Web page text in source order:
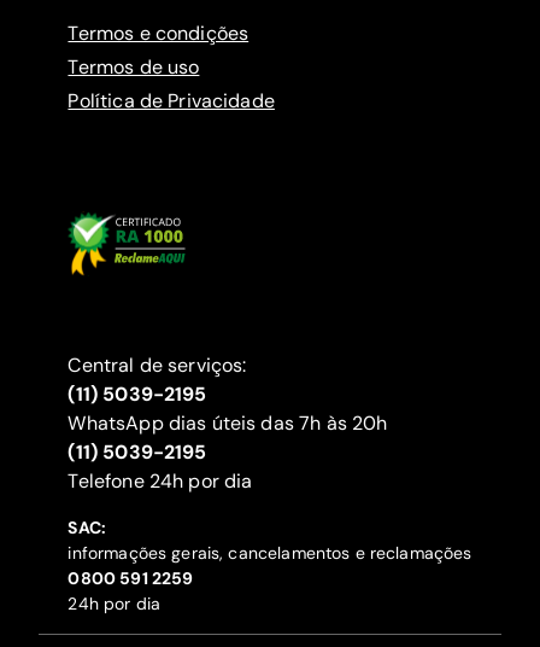
Termos e condições
Termos de uso
Política de Privacidade
Central de serviços:
(11) 5039-2195
WhatsApp dias úteis das 7h às 20h
(11) 5039-2195
‍Telefone 24h por dia
SAC:
informações gerais, cancelamentos e reclamações
‍0800 591 2259
24h por dia